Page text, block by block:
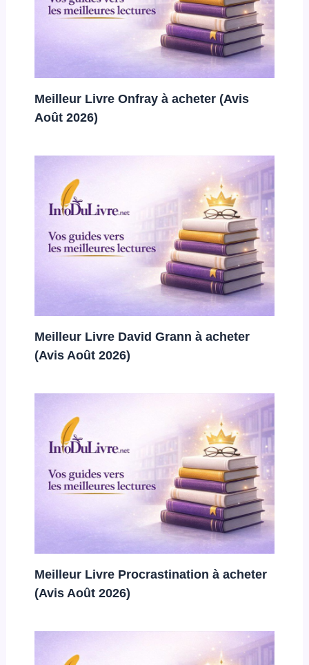
Meilleur Livre Onfray à acheter (Avis
Août 2026)
Meilleur Livre David Grann à acheter
(Avis Août 2026)
Meilleur Livre Procrastination à acheter
(Avis Août 2026)